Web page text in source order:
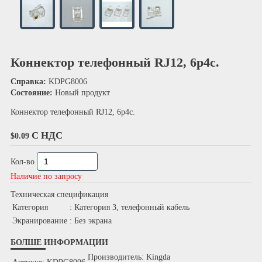
Коннектор телефонный RJ12, 6p4c.
Справка: KDPG8006
Состояние: Новый продукт
Коннектор телефонный RJ12, 6p4c.
$0.09 С НДС
Кол-во
Наличие по запросу
Техническая спецификация
Категория
: Категория 3, телефонный кабель
Экранирование : Без экрана
БОЛШЕ ИНФОРМАЦИИ
Производитель: Kingda